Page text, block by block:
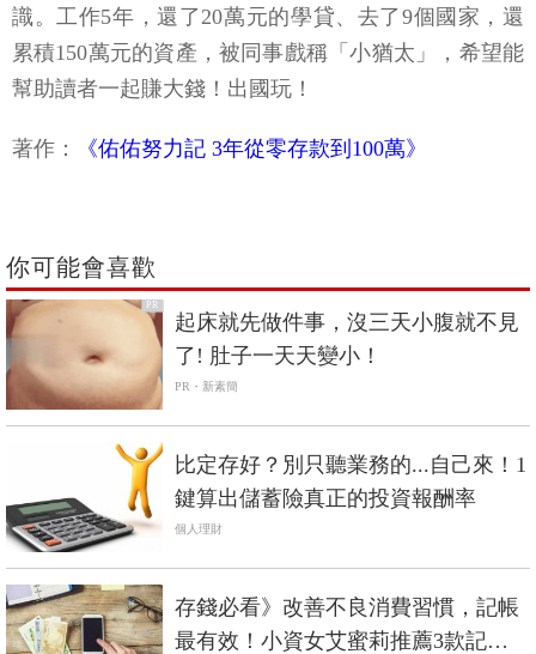
識。工作5年，還了20萬元的學貸、去了9個國家，還
累積150萬元的資產，被同事戲稱「小猶太」，希望能
幫助讀者一起賺大錢！出國玩！
著作： 《佑佑努力記 3年從零存款到100萬》
你可能會喜歡
PR
起床就先做件事，沒三天小腹就不見
了! 肚子一天天變小！
PR・新素簡
比定存好？別只聽業務的...自己來！1
鍵算出儲蓄險真正的投資報酬率
個人理財
存錢必看》改善不良消費習慣，記帳
最有效！小資女艾蜜莉推薦3款記帳